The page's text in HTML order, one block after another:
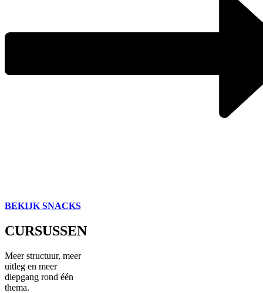
BEKIJK SNACKS
CURSUSSEN
Meer structuur, meer
uitleg en meer
diepgang rond één
thema.